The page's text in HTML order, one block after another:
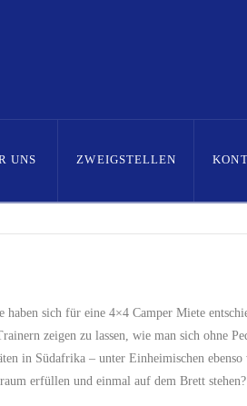
UNS ZWEIGSTELLEN
sich für eine 4×4 Camper Miete
zeigen zu lassen, wie man sich ohne
in Südafrika – unter Einheimischen ebenso
erfüllen und einmal auf dem Brett